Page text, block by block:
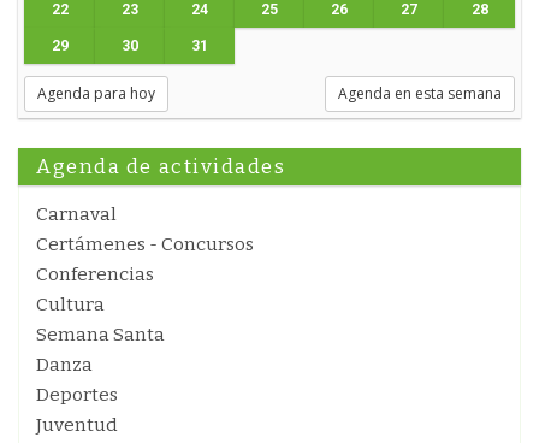
22 23 24 25 26 27 28
29 30 31
Agenda para hoy Agenda en esta semana
Agenda de actividades
Carnaval
Certámenes - Concursos
Conferencias
Cultura
Semana Santa
Danza
Deportes
Juventud